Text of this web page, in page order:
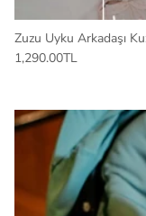
Zuzu Uyku Arkadaşı
1,290.00TL